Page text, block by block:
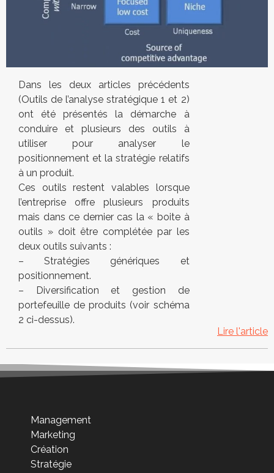
Dans les deux articles précédents
(Outils de l’analyse stratégique 1 et 2)
ont été présentés la démarche à
conduire et plusieurs des outils à
utiliser pour analyser le
positionnement et la stratégie relatifs
à un produit.
Ces outils restent valables lorsque
l’entreprise offre plusieurs produits
mais dans ce dernier cas la « boite à
outils » doit être complétée par les
deux outils suivants :
– Stratégies génériques et
positionnement.
– Diversification et gestion de
portefeuille de produits (voir schéma
2 ci-dessus).
Lire l'article
Management
Marketing
Création
Stratégie